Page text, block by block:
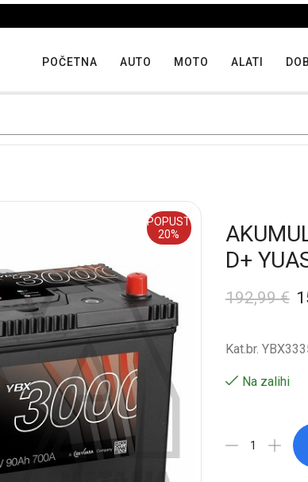
Iskoristite
POČETNA AUTO MOTO ALATI
POPUST
20%
D+
192,99€
Kat.br.
Na zalihi